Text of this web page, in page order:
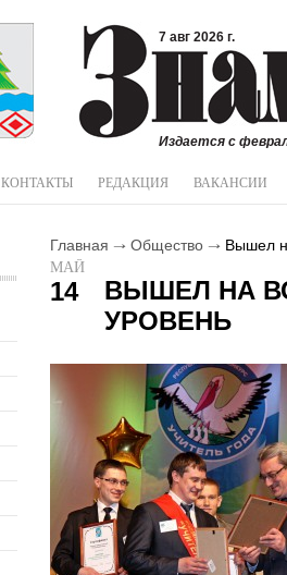
7 авг 2026 г.
Издается с
КОНТАКТЫ РЕДАКЦИЯ ВАКАНСИИ
Главная Общество
Вышел
МАЙ
14
ВЫШЕЛ НА
УРОВЕНЬ